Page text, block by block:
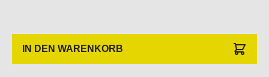
IN DEN WARENKORB